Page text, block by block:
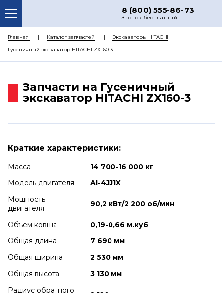
8 (800) 555-86-73
Звонок бесплатный
О НАС
КАТАЛОГ ЗАПЧАСТЕЙ
ДОСТАВКА
Главная Каталог запчастей
Экскаваторы HITACHI
Гусеничный экскаватор HITACHI ZX160-3
Запчасти на Гусеничный
экскаватор HITACHI ZX160-3
Краткие характеристики:
Масса
14 700-16 000 кг
Модель двигателя
AI-4JJ1X
Мощность
двигателя
90,2 кВт/2 200 об/мин
Объем ковша
0,19-0,66 м.куб
Общая длина
7 690 мм
Общая ширина
2 530 мм
Общая высота
3 130 мм
Радиус обратного